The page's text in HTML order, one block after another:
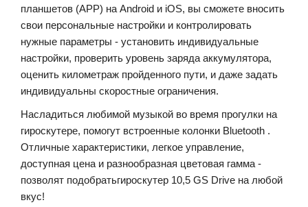
планшетов (APP) на Android и iOS, вы сможете вносить
свои персональные настройки и контролировать
нужные параметры - установить индивидуальные
настройки, проверить уровень заряда аккумулятора,
оценить километраж пройденного пути, и даже задать
индивидуальны скоростные ограничения.
Насладиться любимой музыкой во время прогулки на
гироскутере, помогут встроенные колонки Bluetooth .
Отличные характеристики, легкое управление,
доступная цена и разнообразная цветовая гамма -
позволят подобратьгироскутер 10,5 GS Drive на любой
вкус!